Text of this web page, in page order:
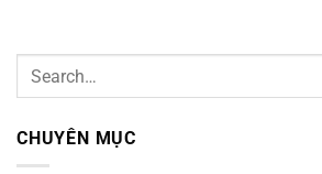
CHUYÊN MỤC